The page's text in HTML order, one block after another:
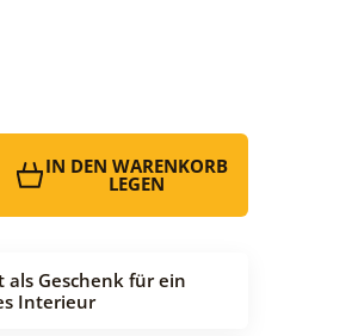
IN DEN WARENKORB
LEGEN
als Geschenk für ein
Interieur